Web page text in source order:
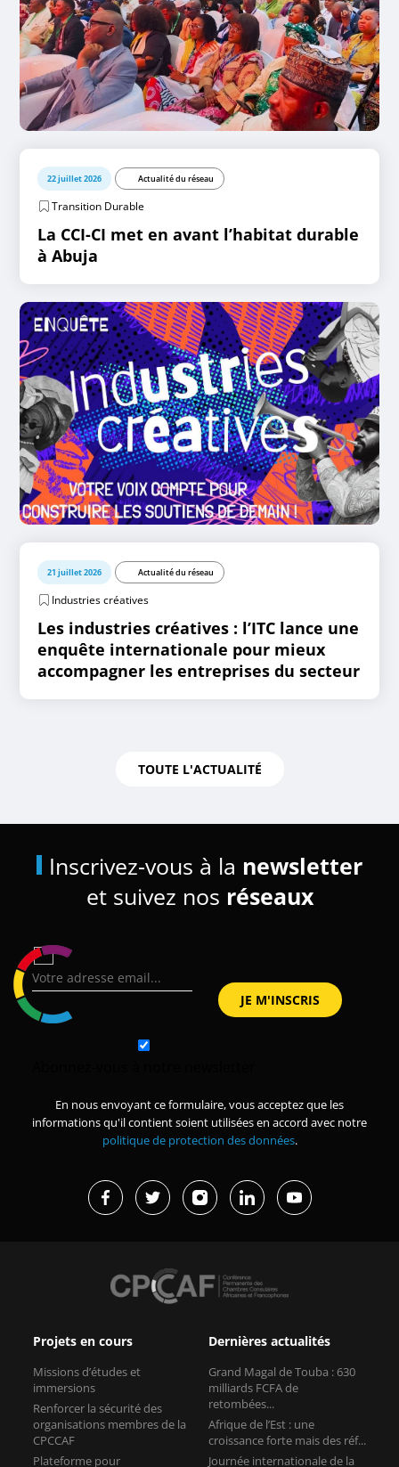
22 juillet 2026 Actualité du réseau
Transition Durable
La CCI-CI met en avant l’habitat durable
à Abuja
21 juillet 2026 Actualité du réseau
Industries créatives
Les industries créatives : l’ITC lance une
enquête internationale pour mieux
accompagner les entreprises du secteur
TOUTE L'ACTUALITÉ
Inscrivez-vous à la newsletter
et suivez nos réseaux
En nous envoyant ce formulaire, vous acceptez que les
informations qu'il contient soient utilisées en accord avec notre
politique de protection des données.
Projets en cours
Missions d’études et
immersions
Renforcer la sécurité des
organisations membres de la
CPCCAF
Plateforme pour
Dernières actualités
Grand Magal de Touba : 630
milliards FCFA de
retombées...
Afrique de l’Est : une
croissance forte mais des réf...
Journée internationale de la